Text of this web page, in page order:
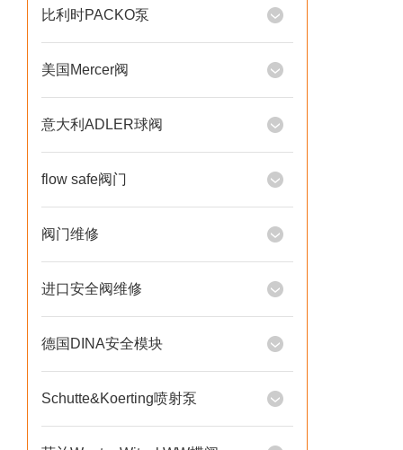
比利时PACKO泵
美国Mercer阀
意大利ADLER球阀
flow safe阀门
阀门维修
进口安全阀维修
德国DINA安全模块
Schutte&Koerting喷射泵